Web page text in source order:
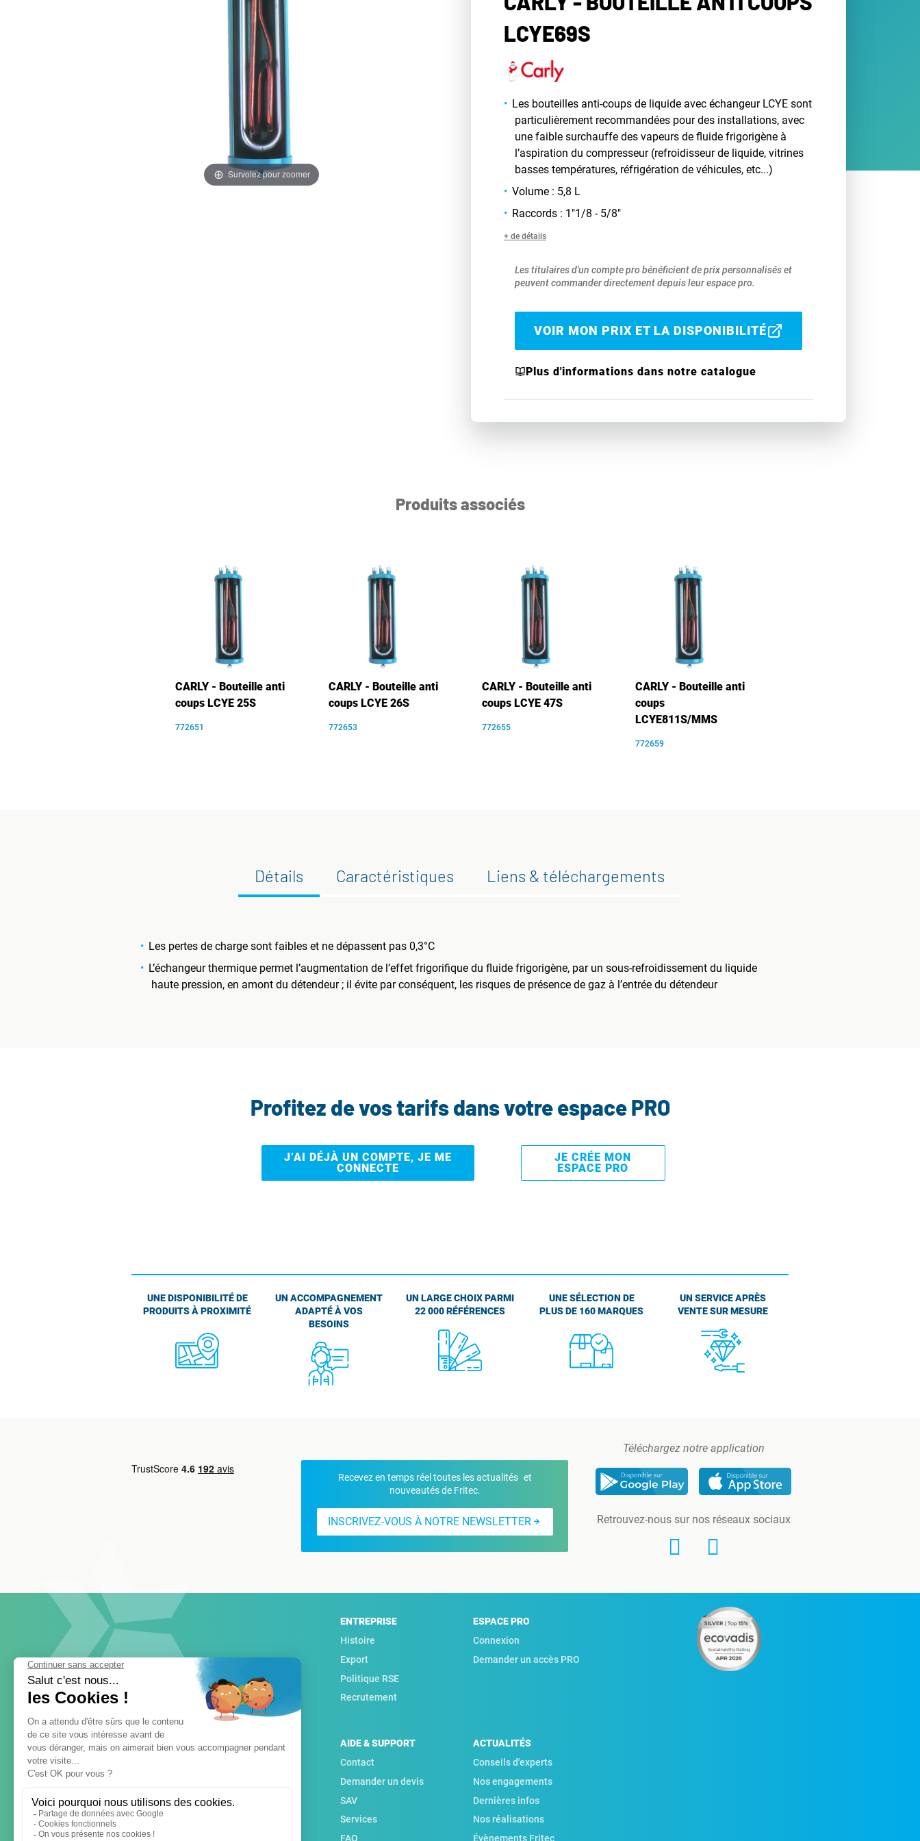
Survolez pour zoomer
LCYE69S
Les bouteilles anti-coups de liquide avec échangeur LCYE sont
particulièrement recommandées pour des installations, avec
une faible surchauffe des vapeurs de fluide frigorigène à
l’aspiration du compresseur (refroidisseur de liquide, vitrines
basses températures, réfrigération de véhicules, etc...)
Volume : 5,8 L
Raccords : 1"1/8 - 5/8"
+ de détails
Les titulaires d'un compte pro bénéficient de prix personnalisés et
peuvent commander directement depuis leur espace pro.
VOIR MON PRIX ET LA DISPONIBILITÉ
Plus d'informations dans notre catalogue
Produits associés
CARLY - Bouteille anti
coups LCYE 25S
772651
CARLY - Bouteille anti
coups LCYE 26S
772653
CARLY - Bouteille anti
coups LCYE 47S
772655
CARLY - Bouteille anti
coups
LCYE811S/MMS
772659
Détails Caractéristiques Liens & téléchargements
Les pertes de charge sont faibles et ne dépassent pas 0,3°C
L’échangeur thermique permet l’augmentation de l’effet frigorifique du fluide frigorigène, par un sous-refroidissement du liquide
haute pression, en amont du détendeur ; il évite par conséquent, les risques de présence de gaz à l’entrée du détendeur
Profitez de vos tarifs dans votre espace PRO
J’AI DÉJÀ UN COMPTE, JE ME
CONNECTE
JE CRÉE MON
ESPACE PRO
UNE DISPONIBILITÉ DE
PRODUITS À PROXIMITÉ
UN ACCOMPAGNEMENT
ADAPTÉ À VOS
BESOINS
UN LARGE CHOIX PARMI
22 000 RÉFÉRENCES
UNE SÉLECTION DE
PLUS DE 160 MARQUES
UN SERVICE APRÈS
VENTE SUR MESURE
Recevez en temps réel toutes les actualités et
nouveautés de Fritec.
INSCRIVEZ-VOUS À NOTRE NEWSLETTER
Téléchargez notre application
Retrouvez-nous sur nos réseaux sociaux
ENTREPRISE
Histoire
Export
Politique RSE
Recrutement
ESPACE PRO
Connexion
Demander un accès PRO
AIDE & SUPPORT
Contact
Demander un devis
SAV
Services
FAQ
ACTUALITÉS
Conseils d'experts
Nos engagements
Dernières infos
Nos réalisations
Évènements Fritec